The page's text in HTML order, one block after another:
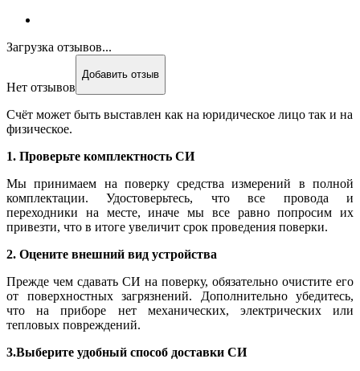
Загрузка отзывов...
Нет отзывов
Добавить отзыв
Счёт может быть выставлен как на юридическое лицо так и на
физическое.
1. Проверьте комплектность СИ
Мы принимаем на поверку средства измерений в полной
комплектации. Удостоверьтесь, что все провода и
переходники на месте, иначе мы все равно попросим их
привезти, что в итоге увеличит срок проведения поверки.
2. Оцените внешний вид устройства
Прежде чем сдавать СИ на поверку, обязательно очистите его
от поверхностных загрязнений. Дополнительно убедитесь,
что на приборе нет механических, электрических или
тепловых повреждений.
3.Выберите удобный способ доставки СИ